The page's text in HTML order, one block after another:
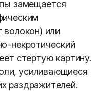
замещается
волокон) или
некротический
стертую картину.
усиливающиеся
раздражителей.